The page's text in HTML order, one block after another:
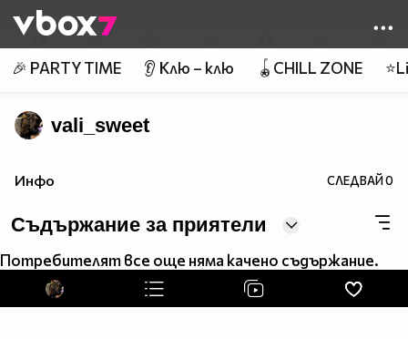
👾
🎉 PARTY TIME 👂 Клю – клю 🪀CHILL ZONE
vali_sweet
Инфо СЛЕДВАЙ0
Съдържание за приятели
Потребителят все още няма качено съдържание.